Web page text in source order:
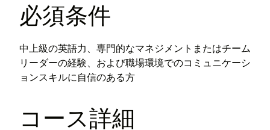
必須条件
中上級の英語力、専門的なマネジメントまたはチーム
リーダーの経験、および職場環境でのコミュニケーシ
ョンスキルに自信のある方
コース詳細